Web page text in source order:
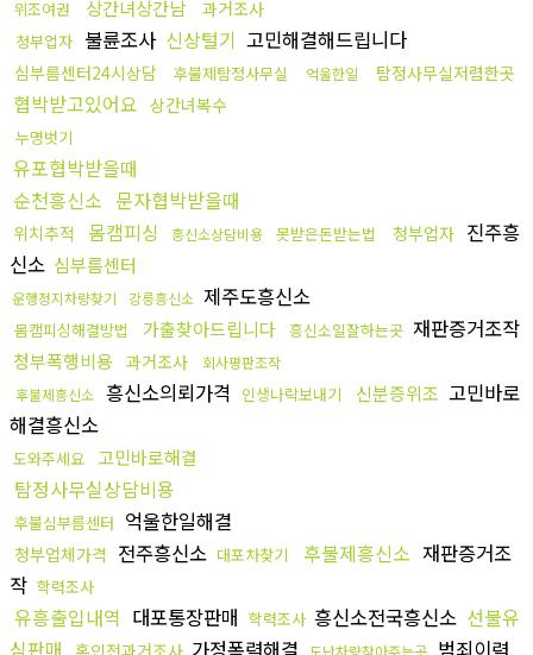
위조여권 상간녀상간남 과거조사
청부업자 불륜조사 신상털기 고민해결해드립니다
심부름센터24시상담 후불제탐정사무실 억울한일 탐정사무실저렴한곳
협박받고있어요 상간녀복수
누명벗기
유포협박받을때
순천흥신소 문자협박받을때
위치추적 몸캠피싱 흥신소상담비용 못받은돈받는법 청부업자 진주흥
신소 심부름센터
운행정지차량찾기 강릉흥신소 제주도흥신소
몸캠피싱해결방법 가출찾아드립니다 흥신소일잘하는곳 재판증거조작
청부폭행비용 과거조사
회사평판조작
후불제흥신소 흥신소의뢰가격 인생나락보내기 신분증위조 고민바로
해결흥신소
도와주세요 고민바로해결
탐정사무실상담비용
후불심부름센터 억울한일해결
청부업체가격 전주흥신소 대포차찾기 후불제흥신소 재판증거조
작 학력조사
유흥출입내역 대포통장판매 학력조사 흥신소전국흥신소 선불유